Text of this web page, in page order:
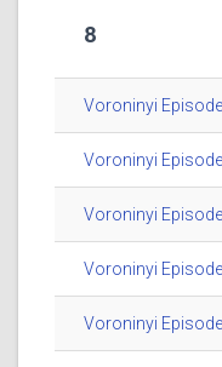
8
Voroninyi
Voroninyi
Voroninyi
Voroninyi
Voroninyi